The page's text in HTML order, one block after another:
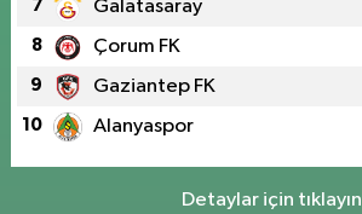
7 Galatasaray
8 Çorum FK
9 Gaziantep FK
10 Alanyaspor
Detaylar için tıklayın